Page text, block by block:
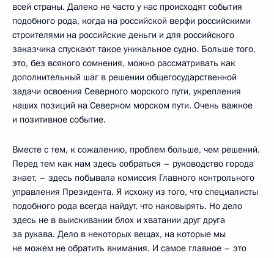
всей страны. Далеко не часто у нас происходят события
подобного рода, когда на российской верфи российскими
строителями на российские деньги и для российского
заказчика спускают такое уникальное судно. Больше того,
это, без всякого сомнения, можно рассматривать как
дополнительный шаг в решении общегосударственной
задачи освоения Северного морского пути, укрепления
наших позиций на Северном морском пути. Очень важное
и позитивное событие.
Вместе с тем, к сожалению, проблем больше, чем решений.
Перед тем как нам здесь собраться – руководство города
знает, – здесь побывала комиссия Главного контрольного
управления Президента. Я исхожу из того, что специалисты
подобного рода всегда найдут, что наковырять. Но дело
здесь не в выискивании блох и хватании друг друга
за рукава. Дело в некоторых вещах, на которые мы
не можем не обратить внимания. И самое главное – это